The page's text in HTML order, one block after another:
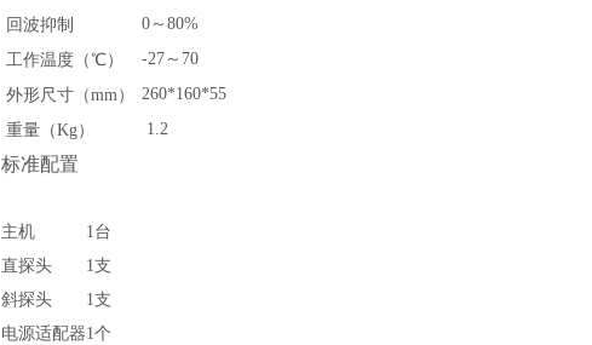
回波抑制
0 ～80%
工作温度（℃）
-27 ～70
外形尺寸（mm）
260*160*55
重量（Kg）
1.2
标准配置
主机 1台
直探头
1支
斜探头
1支
电源适配器1个